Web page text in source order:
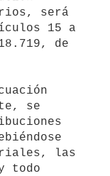
será
15 a
de
se
las
todo